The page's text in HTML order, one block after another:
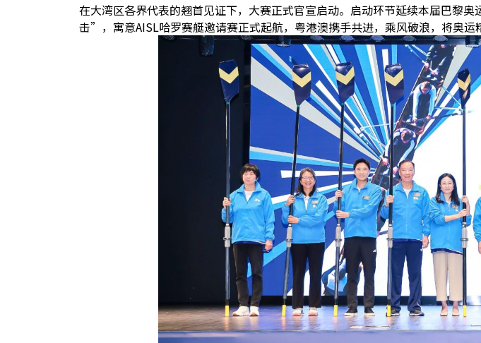
在大湾区各界代表的翘首见证下，大赛正式官宣启动。启动环节延续本届巴黎奥
击” ，寓意AISL哈罗赛艇邀请赛正式起航，粤港澳携手共进，乘风破浪，将奥运